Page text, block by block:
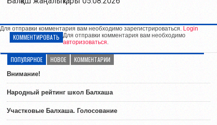
Для отправки комментария вам необходимо зарегистрироваться. Login
КОММЕНТИРОВАТЬ Для отправки комментария вам необходимо
авторизоваться.
ПОПУЛЯРНОЕ НОВОЕ КОММЕНТАРИИ
Внимание!
Народный рейтинг школ Балхаша
Участковые Балхаша. Голосование